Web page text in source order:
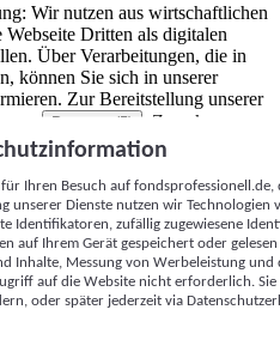
Wir nutzen aus wirtschaftlichen
Dritten als digitalen
Über Verarbeitungen, die in
können Sie sich in unserer
Zur Bereitstellung unserer
von
Partnern (5)
. Zwecke:
Messung von Werbeleistung
sowie Zielgruppenforschung.
Online-Kennungen (z. B. login-
Kennungen,
zusammen mit anderen
Browserinformationen,
Technologien usw.) auf
dort ausgelesen werden, um es
es eine App oder einer Webseite
Ihren Besuch auf
unserer Dienste nutzen wir Technologien
Identifikatoren, zufällig zugewiesene
auf Ihrem Gerät gespeichert oder
Inhalte, Messung von Werbeleistung
auf die Website nicht erforderlich.
oder später jederzeit via